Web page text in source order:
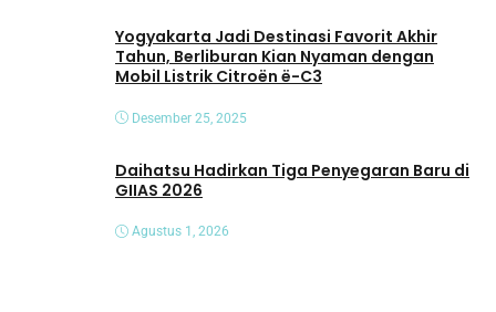
Yogyakarta Jadi Destinasi Favorit Akhir
Tahun, Berliburan Kian Nyaman dengan
Mobil Listrik Citroën ë-C3
Desember 25, 2025
Daihatsu Hadirkan Tiga Penyegaran Baru di
GIIAS 2026
Agustus 1, 2026